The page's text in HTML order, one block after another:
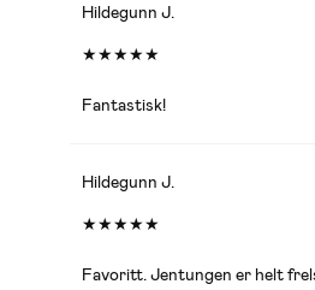
Hildegunn J.
★★★★★
Fantastisk!
Hildegunn J.
★★★★★
Favoritt. Jentungen er helt